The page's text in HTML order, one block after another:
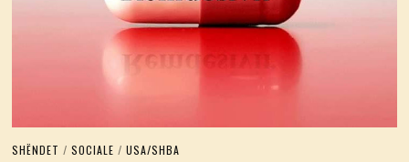
SHËNDET / SOCIALE / USA/SHBA